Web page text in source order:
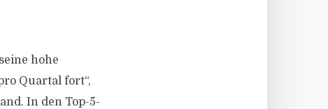
hohe
Quartal fort“,
In den Top-5-